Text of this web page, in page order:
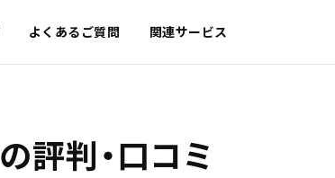
よくあるご質問 関連サービス
の評判・口コミ